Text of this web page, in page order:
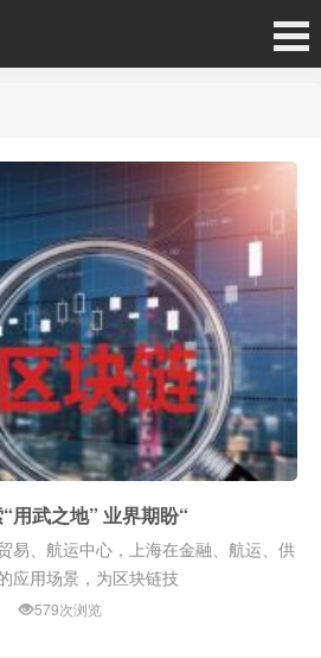
用武之地” 业界期盼“
易、航运中心，上海在金融、航运、供
应用场景，为区块链技
579次浏览